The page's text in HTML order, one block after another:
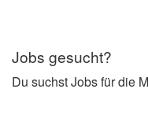
Jobs gesucht?
Du suchst Jobs für die